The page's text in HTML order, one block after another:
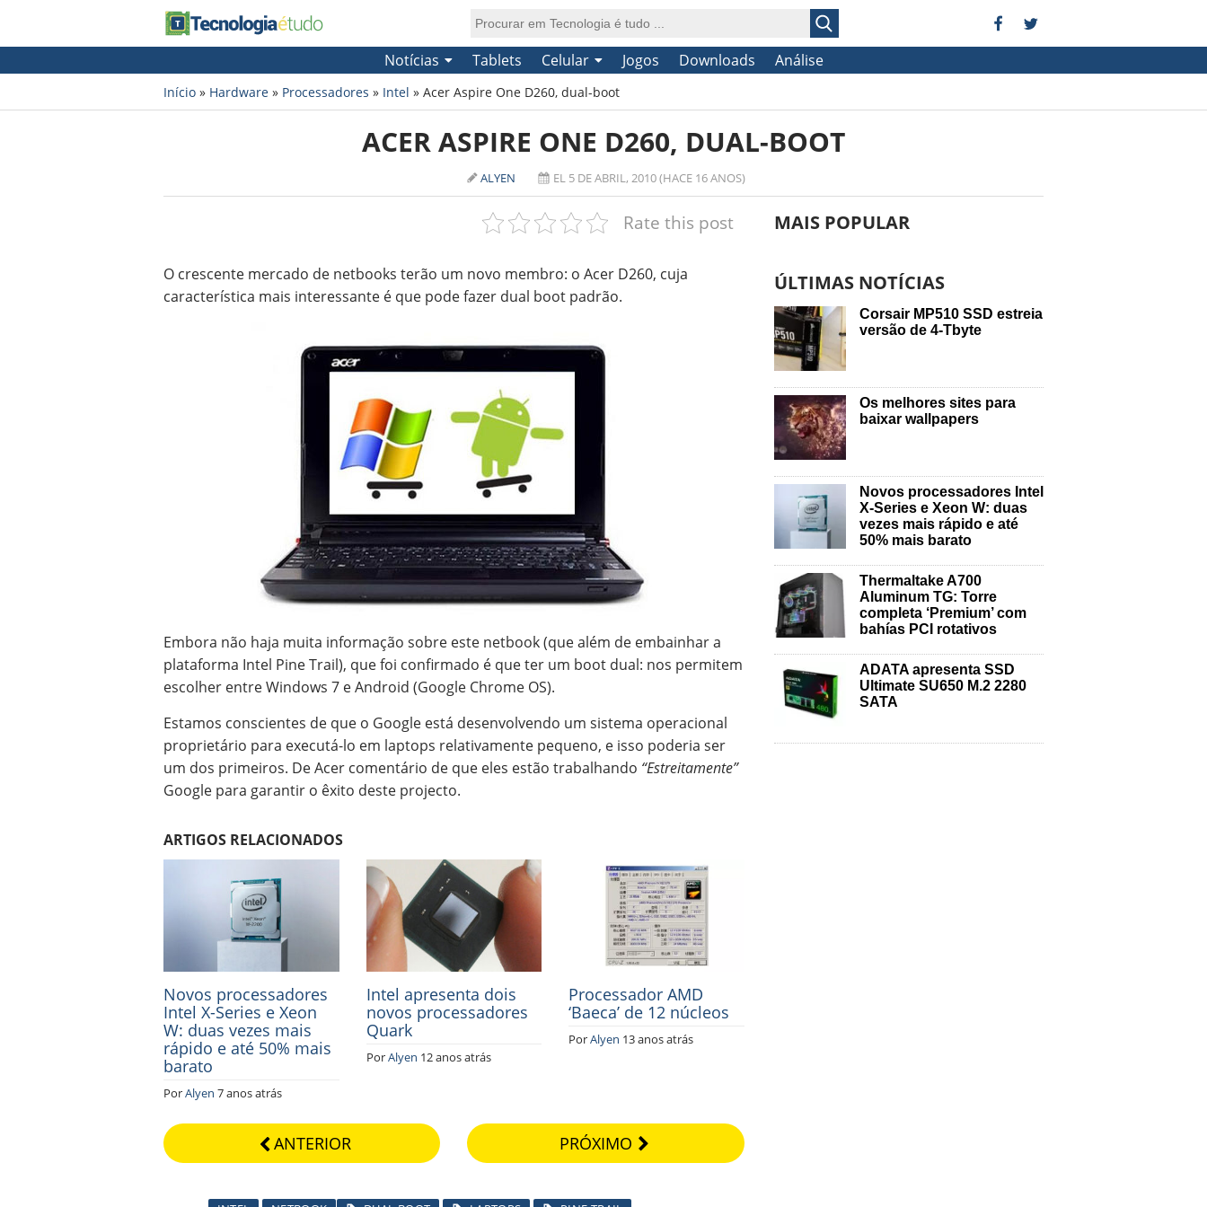
Notícias Tablets Celular Jogos Downloads Análise
Início » Hardware » Processadores » Intel » Acer Aspire One D260, dual-boot
ACER ASPIRE ONE D260, DUAL-BOOT
ALYEN EL 5 DE ABRIL, 2010 (HACE 16 ANOS)
Rate this post
O crescente mercado de netbooks terão um novo membro: o Acer D260, cuja
característica mais interessante é que pode fazer dual boot padrão.
Embora não haja muita informação sobre este netbook (que além de embainhar a
plataforma Intel Pine Trail), que foi confirmado é que ter um boot dual: nos permitem
escolher entre Windows 7 e Android (Google Chrome OS).
Estamos conscientes de que o Google está desenvolvendo um sistema operacional
proprietário para executá-lo em laptops relativamente pequeno, e isso poderia ser
um dos primeiros. De Acer comentário de que eles estão trabalhando “Estreitamente”
Google para garantir o êxito deste projecto.
ARTIGOS RELACIONADOS
Novos processadores
Intel X-Series e Xeon
W: duas vezes mais
rápido e até 50% mais
barato
PorAlyen 7 anos atrás
Intel apresenta dois
novos processadores
Quark
PorAlyen 12 anos atrás
Processador AMD
‘Baeca’ de 12 núcleos
PorAlyen 13 anos atrás
ANTERIOR PRÓXIMO
MAIS POPULAR
ÚLTIMAS NOTÍCIAS
Corsair MP510 SSD estreia
versão de 4-Tbyte
Os melhores sites para
baixar wallpapers
Novos processadores Intel
X-Series e Xeon W: duas
vezes mais rápido e até
50% mais barato
Thermaltake A700
Aluminum TG: Torre
completa ‘Premium’ com
bahías PCI rotativos
ADATA apresenta SSD
Ultimate SU650 M.2 2280
SATA